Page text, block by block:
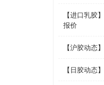
【进口乳胶】
报价
【沪胶动态】
【 日胶动态】